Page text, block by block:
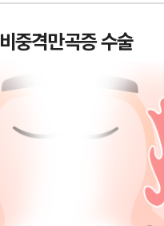
비중격만곡증 수술